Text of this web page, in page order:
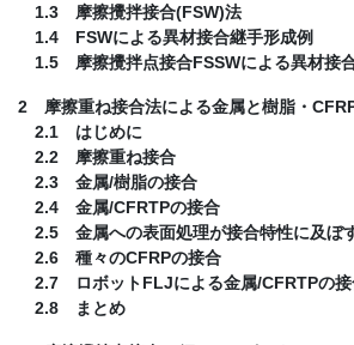
1.3 摩擦攪拌接合(FSW)法
1.4 FSWによる異材接合継手形成例
1.5 摩擦攪拌点接合FSSWによる異材接
2 摩擦重ね接合法による金属と樹脂・
2.1 はじめに
2.2 摩擦重ね接合
2.3 金属/樹脂の接合
2.4 金属/CFRTPの接合
2.5 金属への表面処理が接合特性に及ぼ
2.6 種々のCFRPの接合
2.7 ロボットFLJによる金属/CFRTPの接
2.8 まとめ